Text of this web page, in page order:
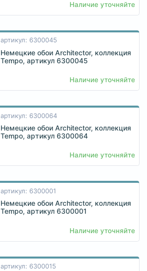
Наличие уточняйте
артикул: 6300045
Немецкие обои Architector, коллекция
Tempo, артикул 6300045
Наличие уточняйте
артикул: 6300064
Немецкие обои Architector, коллекция
Tempo, артикул 6300064
Наличие уточняйте
артикул: 6300001
Немецкие обои Architector, коллекция
Tempo, артикул 6300001
Наличие уточняйте
артикул: 6300015